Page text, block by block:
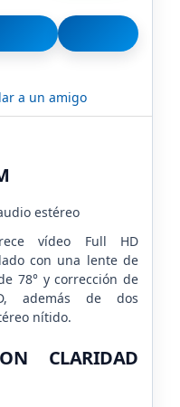
a un amigo
estéreo
vídeo Full HD
con una lente de
78° y corrección de
además de dos
nítido.
CLARIDAD